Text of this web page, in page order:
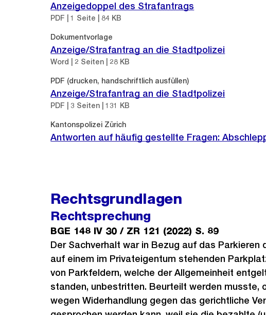
Anzeigedoppel des Strafantrags
PDF | 1 Seite | 84 KB
Dokumentvorlage
Anzeige/Strafantrag an die Stadtpolizei
Word | 2 Seiten | 28 KB
PDF (drucken, handschriftlich ausfüllen)
Anzeige/Strafantrag an die Stadtpolizei
PDF | 3 Seiten | 131 KB
Kantonspolizei Zürich
Externer
Link:
Antworten auf häufig gestellte Fragen:
Rechtsgrundlagen
Rechtsprechung
BGE 148 IV 30 / ZR 121 (2022) S. 89
Der Sachverhalt war in Bezug auf das Parkieren
auf einem im Privateigentum stehenden
von Parkfeldern, welche der Allgemeinheit
standen, unbestritten. Beurteilt werden musste,
wegen Widerhandlung gegen das gerichtliche